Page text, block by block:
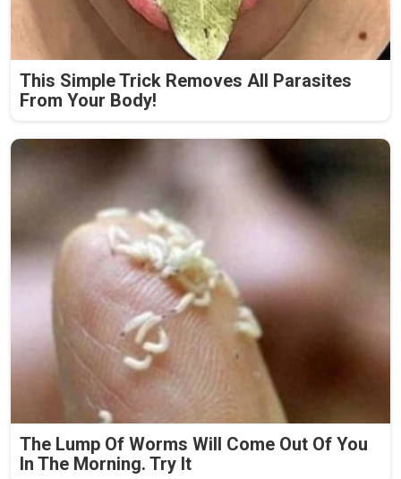
This Simple Trick Removes All Parasites
From Your Body!
The Lump Of Worms Will Come Out Of You
In The Morning. Try It